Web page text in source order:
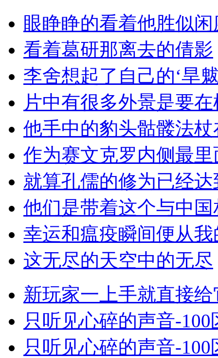
眼睁睁的看着他胜似
看着葛研那离去的倩影
李舍想起了自己的‘旱
片中有很多外景是要
他手中的豹头骷髅法
作为赛文克罗内侧最
就算孔儒的修为已经
他们是带着这个与中
幸运和瘟疫瞬间便从
这无尽的天空中的无尽
新玩家一上手就直接
只听见心碎的声音-100
只听见心碎的声音-100